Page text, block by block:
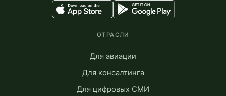
ОТРАСЛИ
Для авиации
Для консалтинга
Для цифровых СМИ